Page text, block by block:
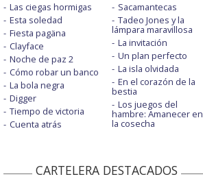
Las ciegas hormigas
Esta soledad
Fiesta pagäna
Clayface
Noche de paz 2
Cómo robar un banco
La bola negra
Digger
Tiempo de victoria
Cuenta atrás
Sacamantecas
Tadeo Jones y la
lámpara maravillosa
La invitación
Un plan perfecto
La isla olvidada
En el corazón de la
bestia
Los juegos del
hambre: Amanecer en
la cosecha
CARTELERA DESTACADOS